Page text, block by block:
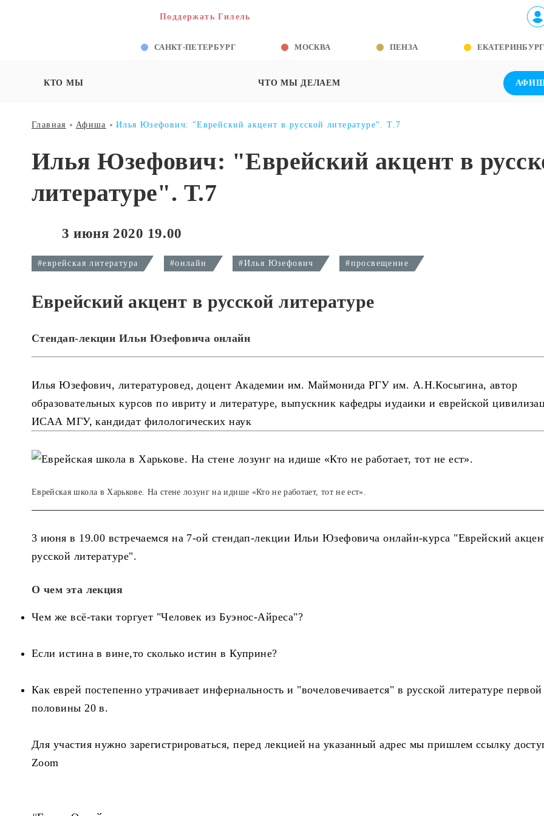
Поддержать Гилель
САНКТ-ПЕТЕРБУРГ МОСКВА ПЕНЗА ЕКАТЕРИНБУРГ
КТО МЫ ЧТО МЫ ДЕЛАЕМ
Главная Афиша Илья Юзефович: "Еврейский акцент в русской литературе". Т.7
Илья Юзефович: "Еврейский акцент в
литературе". Т.7
3 июня 2020 19.00
#еврейская литература #онлайн #Илья Юзефович #просвещение
Еврейский акцент в русской литературе
Стендап-лекции Ильи Юзефовича онлайн
Илья Юзефович, литературовед, доцент Академии им. Маймонида РГУ им. А.Н.Косыгина, автор
образовательных курсов по ивриту и литературе, выпускник кафедры иудаики и еврейской
ИСАА МГУ, кандидат филологических наук
Еврейская школа в Харькове. На стене лозунг на идише «Кто не работает, тот не ест».
3 июня в 19.00 встречаемся на 7-ой стендап-лекции Ильи Юзефовича онлайн-курса "Еврейский
русской литературе".
О чем эта лекция
Чем же всё-таки торгует "Человек из Буэнос-Айреса"?
Если истина в вине,то сколько истин в Куприне?
Как еврей постепенно утрачивает инфернальность и "вочеловечивается" в русской литературе первой
половины 20 в.
Для участия нужно зарегистрироваться, перед лекцией на указанный адрес мы пришлем ссылку
Zoom